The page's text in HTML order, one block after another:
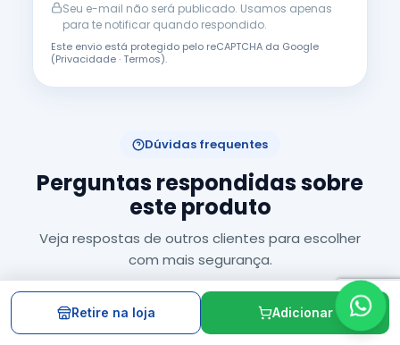
Seu e-mail não será publicado. Usamos apenas
para te notificar quando respondido.
Este envio está protegido pelo reCAPTCHA da Google
(Privacidade·Termos).
Dúvidas frequentes
Perguntas respondidas sobre
este produto
Veja respostas de outros clientes para escolher
com mais segurança.
Ainda não há perguntas respondidas.
Retire na loja Adicionar